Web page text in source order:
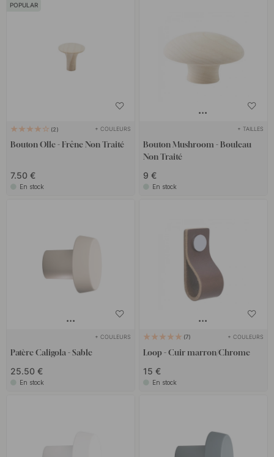
POPULAR
2 + COULEURS
Bouton Olle - Frêne Non Traité
7.50 €
En stock
+ TAILLES
Bouton Mushroom - Bouleau
Non Traité
9 €
En stock
+ COULEURS
Patère Caligola - Sable
25.50 €
En stock
7 + COULEURS
Loop - Cuir marron/Chrome
15 €
En stock